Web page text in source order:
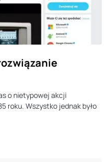
o nietypowej akcji
roku. Wszystko jednak było